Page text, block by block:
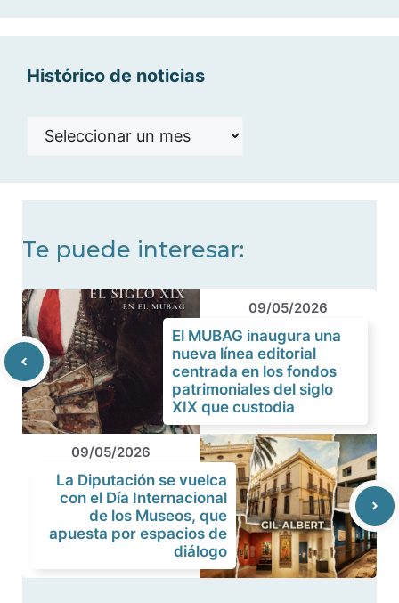
Histórico de noticias
Histórico
Te puede interesar:
09/05/2026
El MUBAG inaugura una
nueva línea editorial
centrada en los fondos
patrimoniales del siglo
XIX que custodia
09/05/2026
La Diputación se vuelca
con el Día Internacional
de los Museos, que
apuesta por espacios de
diálogo